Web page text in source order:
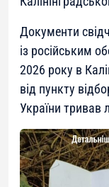
Документи
із російським
2026 року в
від пункту
України тривав